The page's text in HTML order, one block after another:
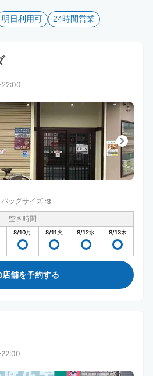
明日利用可 24時間営業
バッグサイズ :3
空き時間
8/10月 8/11火 8/12水 8/13木
店舗を予約する